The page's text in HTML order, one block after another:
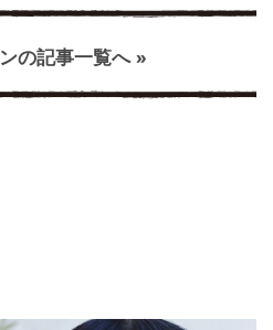
の記事一覧へ »